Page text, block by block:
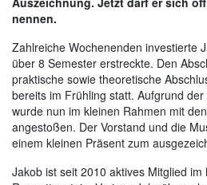
nennen.
Zahlreiche Wochenenden investierte
über 8 Semester erstreckte. Den
praktische sowie theoretische
bereits im Frühling statt. Aufgrund
wurde nun im kleinen Rahmen mit
angestoßen. Der Vorstand und die
einem kleinen Präsent zum
Jakob ist seit 2010 aktives Mitglied im